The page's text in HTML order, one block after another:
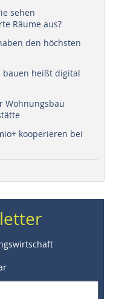
sehen
Räume aus?
den höchsten
bauen heißt digital
Wohnungsbau
kooperieren bei